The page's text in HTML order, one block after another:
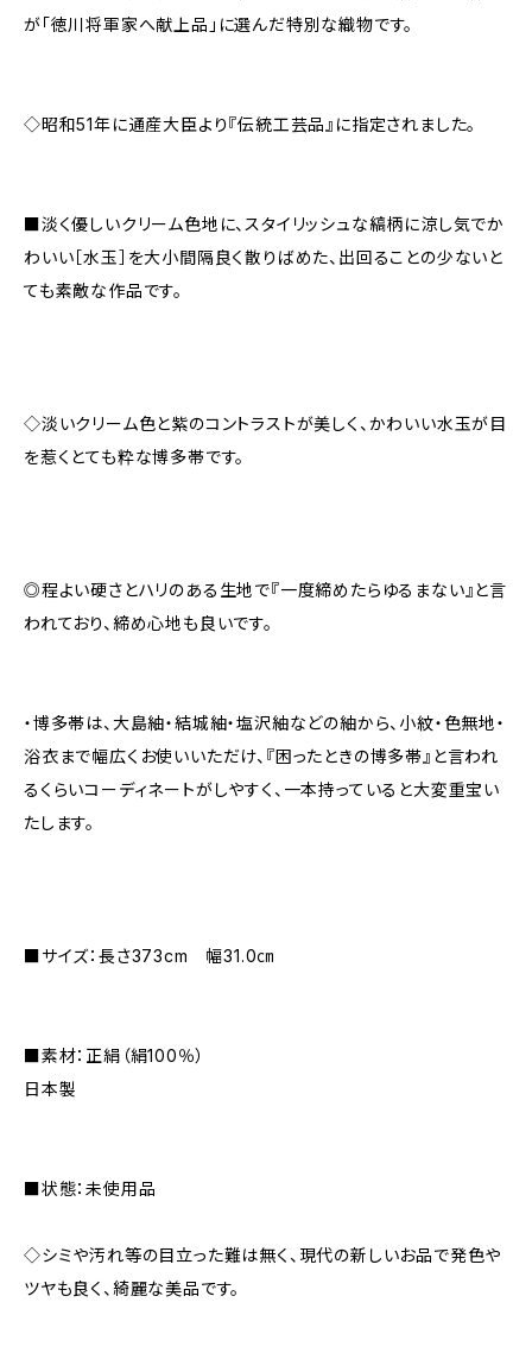
が「徳川将軍家へ献上品」に選んだ特別な織物です。
◇昭和51年に通産大臣より『伝統工芸品』に指定されました。
■淡く優しいクリーム色地に、スタイリッシュな縞柄に涼し気でか
わいい［水玉］を大小間隔良く散りばめた、出回ることの少ないと
ても素敵な作品です。
◇淡いクリーム色と紫のコントラストが美しく、かわいい水玉が目
を惹くとても粋な博多帯です。
◎程よい硬さとハリのある生地で『一度締めたらゆるまない』と言
われており、締め心地も良いです。
・博多帯は、大島紬・結城紬・塩沢紬などの紬から、小紋・色無地・
浴衣まで幅広くお使いいただけ、『困ったときの博多帯』と言われ
るくらいコーディネートがしやすく、一本持っていると大変重宝い
たします。
■サイズ：長さ373cm 幅31.0㎝
■素材：正絹（絹100％）
日本製
■状態：未使用品
◇シミや汚れ等の目立った難は無く、現代の新しいお品で発色や
ツヤも良く、綺麗な美品です。